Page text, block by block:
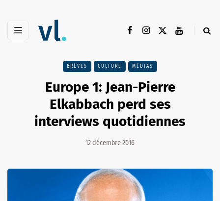
BRÈVES CULTURE MÉDIAS
Europe 1: Jean-Pierre
Elkabbach perd ses
interviews quotidiennes
12 décembre 2016